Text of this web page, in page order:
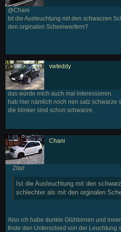
@Chani
Ist die Ausleuchtung mit den schwarzen
den orginalen Scheinwerfern?
vwteddy
das würde mich auch mal interessieren.
hab hier nämlich noch nen satz schwarze
die blinker sind schon schwarze.
Chani
Zitat:
Ist die Ausleuchtung mit den
schlechter als mit den orginalen
Also ich habe dunkle Glühbirnen und
finde den Unterschied von der Leuchtung